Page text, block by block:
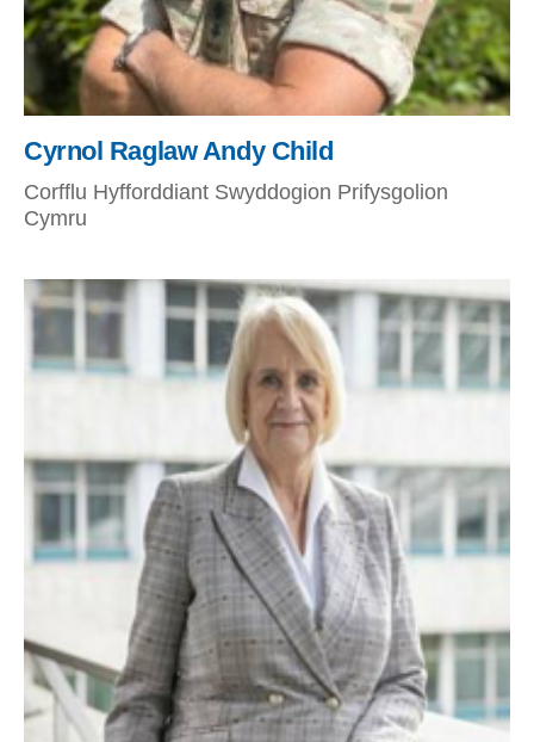
Cyrnol Raglaw Andy Child
Corfflu Hyfforddiant Swyddogion Prifysgolion
Cymru